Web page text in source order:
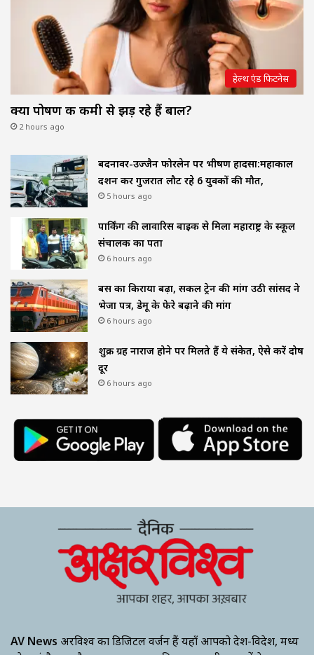
हेल्थ एंड फिटनेस
क्या पोषण की कमी से झड़ रहे हैं बाल?
2 hours ago
बदनावर-उज्जैन फोरलेन पर भीषण हादसा:महाकाल
दर्शन कर गुजरात लौट रहे 6 युवकों की मौत,
5 hours ago
पार्किंग की लावारिस बाइक से मिला महाराष्ट्र के स्कूल
संचालक का पता
6 hours ago
बस का किराया बढ़ा, सर्कल ट्रेन की मांग उठी सांसद ने
भेजा पत्र, डेमू के फेरे बढ़ाने की मांग
6 hours ago
शुक्र ग्रह नाराज होने पर मिलते हैं ये संकेत, ऐसे करें दोष
दूर
6 hours ago
AV News अक्षरविश्व का डिजिटल वर्जन हैं यहाँ आपको देश-विदेश, मध्य